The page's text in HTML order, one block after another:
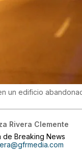
un edificio
Rivera Clemente
de Breaking News